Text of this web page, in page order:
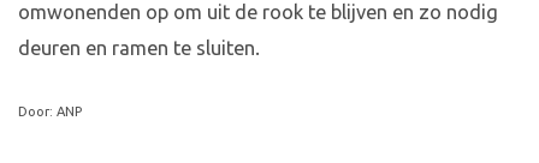
omwonenden op om uit de rook te blijven en zo nodig
deuren en ramen te sluiten.
Door: ANP